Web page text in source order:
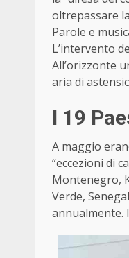
oltrepassare
Parole e
L’intervento
All’orizzonte
aria di
I 19
A maggio
“eccezioni di
Montenegro,
Verde,
annualmente.